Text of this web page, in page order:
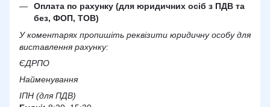
Оплата по рахунку (для юридичних осіб з ПДВ та
без, ФОП, ТОВ)
У коментарях пропишіть реквізити юридичну особу для
виставлення рахунку:
ЄДРПО
Найменування
ІПН (для ПДВ)